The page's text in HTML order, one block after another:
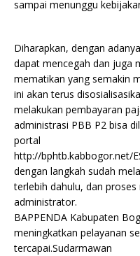
sampai menunggu
Diharapkan, dengan
dapat mencegah dan juga
mematikan yang semakin
ini akan terus
melakukan pembayaran
administrasi PBB P2 bisa
portal
http://bphtb.kabbogor.net/
dengan langkah sudah
terlebih dahulu, dan
administrator.
BAPPENDA Kabupaten
meningkatkan pelayanan
tercapai.Sudarmawan